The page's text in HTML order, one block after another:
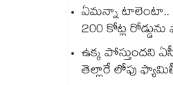
ఏమన్నా టాలెంటా..
200 కోట్ల
ఉక్క పోస్తుందని
తెల్లారే లోపు